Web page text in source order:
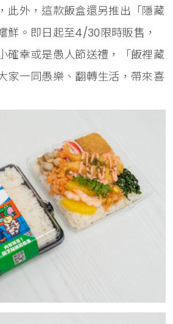
此外，這款飯盒還另推出「隱藏
鮮。即日起至4/30限時販售，
確幸或是愚人節送禮，「飯裡藏
家一同愚樂、翻轉生活，帶來喜